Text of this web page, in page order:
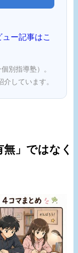
ー記事はこ
別指導塾）。
しています。
」ではなく